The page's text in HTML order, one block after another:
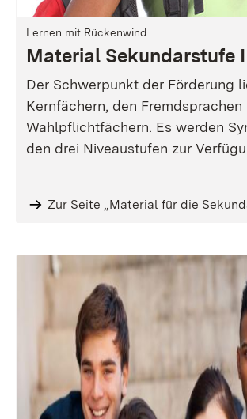
Lernen mit Rückenwind
Material Sekundarstufe I
Der Schwerpunkt der Förderung
Kernfächern, den Fremdsprachen
Wahlpflichtfächern. Es werden
den drei Niveaustufen zur
Zur Seite „Material für die